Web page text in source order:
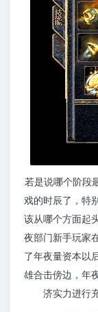
若是说哪个阶段
戏的时辰了，特
该从哪个方面起
夜部门新手玩家
了年夜量资本以
雄合击傍边，年
济实力进行